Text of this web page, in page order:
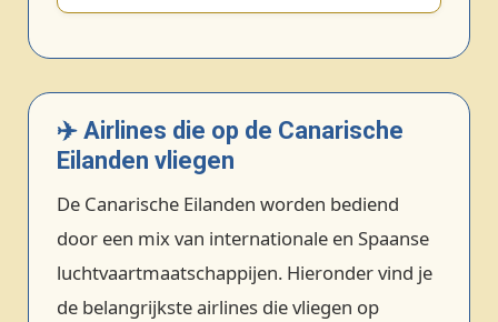
✈️ Airlines die op de Canarische
Eilanden vliegen
De Canarische Eilanden worden bediend
door een mix van internationale en Spaanse
luchtvaartmaatschappijen. Hieronder vind je
de belangrijkste airlines die vliegen op